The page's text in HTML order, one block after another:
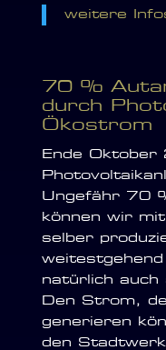
weitere
70 %
durch
Ökostrom
Ende
Ungefähr 70
können wir
selber
natürlich auch
Den Strom,
generieren
den